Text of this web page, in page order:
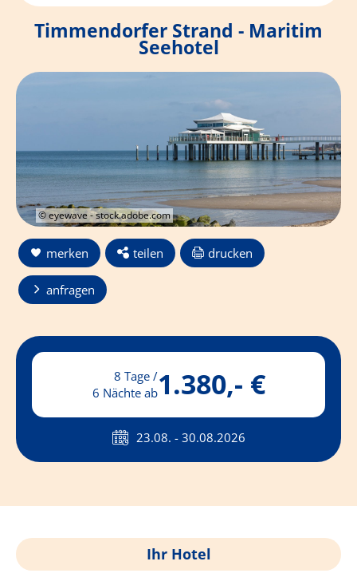
Timmendorfer Strand - Maritim
Seehotel
© eyewave - stock.adobe.com
merken teilen drucken
anfragen
8 Tage /
6 Nächte ab1.380,- €
23.08. - 30.08.2026
Ihr Hotel